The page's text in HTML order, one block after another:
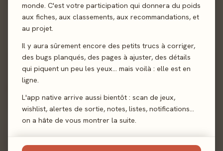
monde. C'est votre participation qui donnera du poids
aux fiches, aux classements, aux recommandations, et
au projet.
Il y aura sûrement encore des petits trucs à corriger,
des bugs planqués, des pages à ajuster, des détails
qui piquent un peu les yeux… mais voilà : elle est en
ligne.
L'app native arrive aussi bientôt : scan de jeux,
wishlist, alertes de sortie, notes, listes, notifications…
on a hâte de vous montrer la suite.
Sortie 27 février 2026